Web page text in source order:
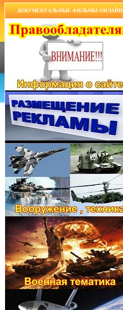
ДОКУМЕНТАЛЬНЫЕ ФИЛЬМЫ ОНЛАЙН